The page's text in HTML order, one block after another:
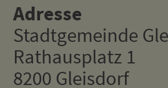
Adresse
Stadtgemeinde
Rathausplatz 1
8200 Gleisdorf